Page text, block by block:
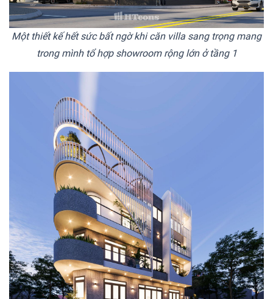
Một thiết kế hết sức bất ngờ khi căn villa sang trọng mang
trong mình tổ hợp showroom rộng lớn ở tầng 1